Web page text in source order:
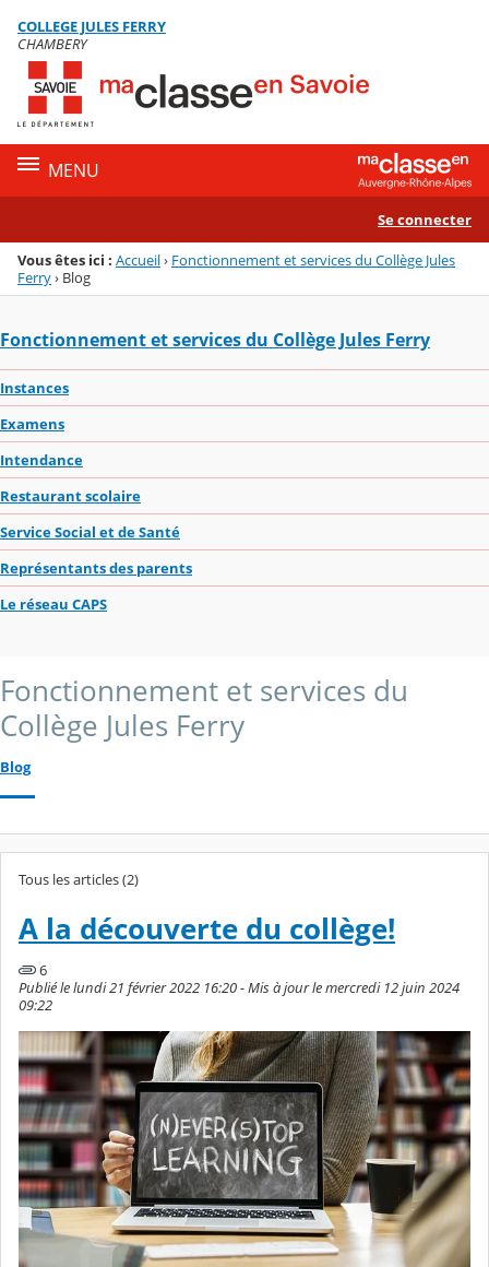
Menu de la rubrique
Contenu
COLLEGE JULES FERRY
CHAMBERY
MENU
Se connecter
Vous êtes ici : Accueil› Fonctionnement et services du Collège Jules
Ferry› Blog
Fonctionnement et services du Collège Jules Ferry
Instances
Examens
Intendance
Restaurant scolaire
Service Social et de Santé
Représentants des parents
Le réseau CAPS
Fonctionnement et services du
Collège Jules Ferry
Blog
Tous les articles (2)
A la découverte du collège!
6
Publié le lundi 21 février 2022 16:20 - Mis à jour le mercredi 12 juin 2024
09:22